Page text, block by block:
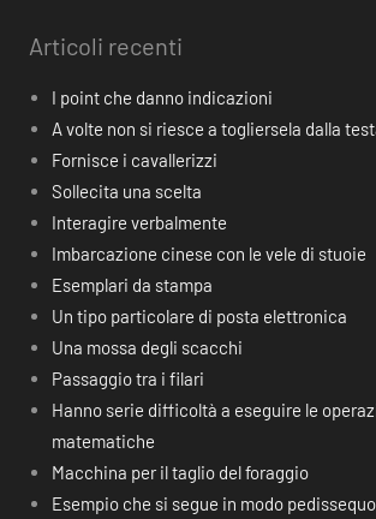
Articoli recenti
I point che danno indicazioni
A volte non si riesce a togliersela dalla
Fornisce i cavallerizzi
Sollecita una scelta
Interagire verbalmente
Imbarcazione cinese con le vele di stuoie
Esemplari da stampa
Un tipo particolare di posta elettronica
Una mossa degli scacchi
Passaggio tra i filari
Hanno serie difficoltà a eseguire le
matematiche
Macchina per il taglio del foraggio
Esempio che si segue in modo pedissequo